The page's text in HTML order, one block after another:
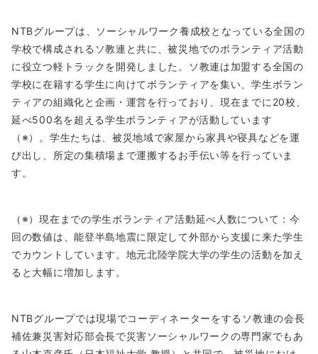
NTBグループは、ソーシャルワーク養成校となっている全国の
学校で構成されるソ教連と共に、被災地でのボランティア活動
に役立つ軽トラックを開発しました。ソ教連は加盟する全国の
学校に在籍する学生に向けてボランティアを集い、学生ボラン
ティアの組織化と企画・運営を行っており、現在までに20校、
延べ500名を超える学生ボランティアが活動しています
（※）。学生たちは、被災地域で家屋から家具や寝具などを運
び出し、所定の集積場まで運搬するお手伝い等を行っていま
す。
（※）現在までの学生ボランティア活動延べ人数について：今
回の数値は、能登半島地震に限定して外部から支援に来た学生
でカウントしています。地元北陸学院大学の学生の活動を加え
ると大幅に増加します。
NTBグループでは現場でコーディネーターをするソ教連の会長
補佐兼災害対応部会長で災害ソーシャルワークの専門家でもあ